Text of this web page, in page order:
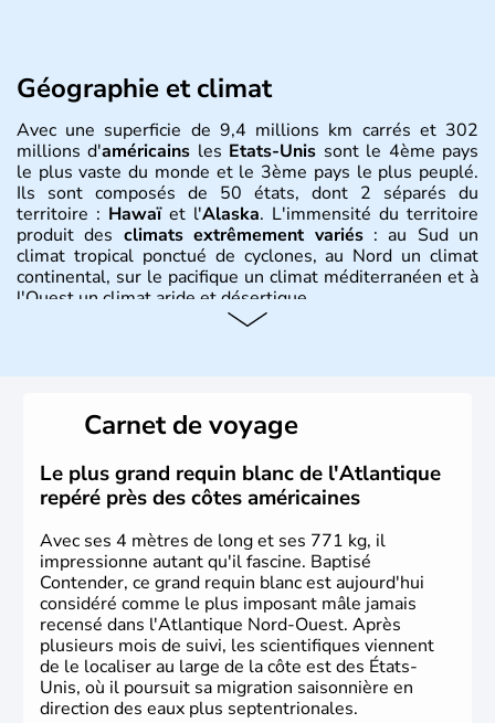
Géographie et climat
Avec une superficie de 9,4 millions km carrés et 302
millions d'américains les Etats-Unis sont le 4ème pays
le plus vaste du monde et le 3ème pays le plus peuplé.
Ils sont composés de 50 états, dont 2 séparés du
territoire : Hawaïet l'Alaska. L'immensité du territoire
produit des climats extrêmement variés: au Sud un
climat tropical ponctué de cyclones, au Nord un climat
continental, sur le pacifique un climat méditerranéen et à
l'Ouest un climat aride et désertique.
Plusieurs populations se sont succédées avant l'arrivée
des européens, suite à la découverte du continent par
Christophe Colomb en 1492. Les 13 colonies
britanniques proclament la Déclaration d'indépendance
en 1776 et adoptent leur première constitution en 1787.
La conquête de l'Ouest marque ensuite l'entrée dans une
phase de développement intense.
Carnet de voyage
Le plus grand requin blanc de l'Atlantique
repéré près des côtes américaines
Avec ses 4 mètres de long et ses 771 kg, il
impressionne autant qu'il fascine. Baptisé
Contender, ce grand requin blanc est aujourd'hui
considéré comme le plus imposant mâle jamais
recensé dans l'Atlantique Nord-Ouest. Après
plusieurs mois de suivi, les scientifiques viennent
de le localiser au large de la côte est des États-
Unis, où il poursuit sa migration saisonnière en
direction des eaux plus septentrionales.